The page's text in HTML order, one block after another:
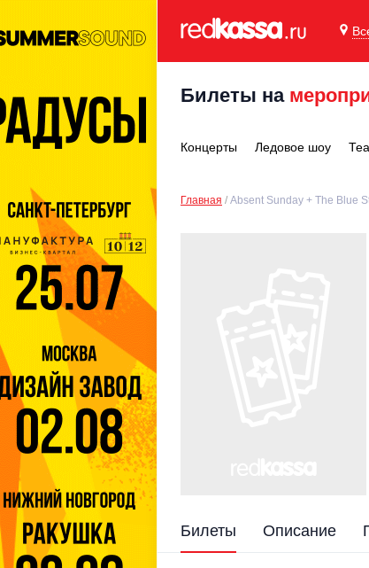
Билеты на
Концерты Ледовое шоу
Главная Absent Sunday + The Blue
Билеты Описание